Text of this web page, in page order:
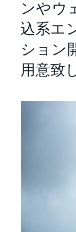
ンやウ
込系エ
ション
用意致